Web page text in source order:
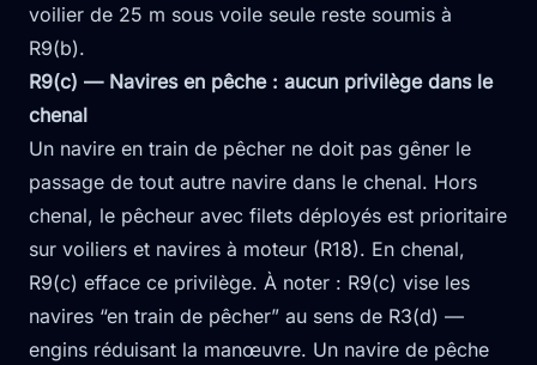
voilier de 25 m sous voile seule reste soumis à
R9(b).
R9(c) — Navires en pêche : aucun privilège dans le
chenal
Un navire en train de pêcher ne doit pas gêner le
passage de tout autre navire dans le chenal. Hors
chenal, le pêcheur avec filets déployés est prioritaire
sur voiliers et navires à moteur (R18). En chenal,
R9(c) efface ce privilège. À noter : R9(c) vise les
navires “en train de pêcher” au sens de R3(d) —
engins réduisant la manœuvre. Un navire de pêche